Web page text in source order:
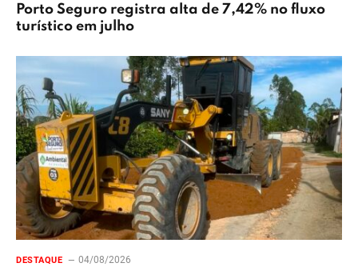
Porto Seguro registra alta de 7,42% no fluxo
turístico em julho
DESTAQUE 04/08/2026